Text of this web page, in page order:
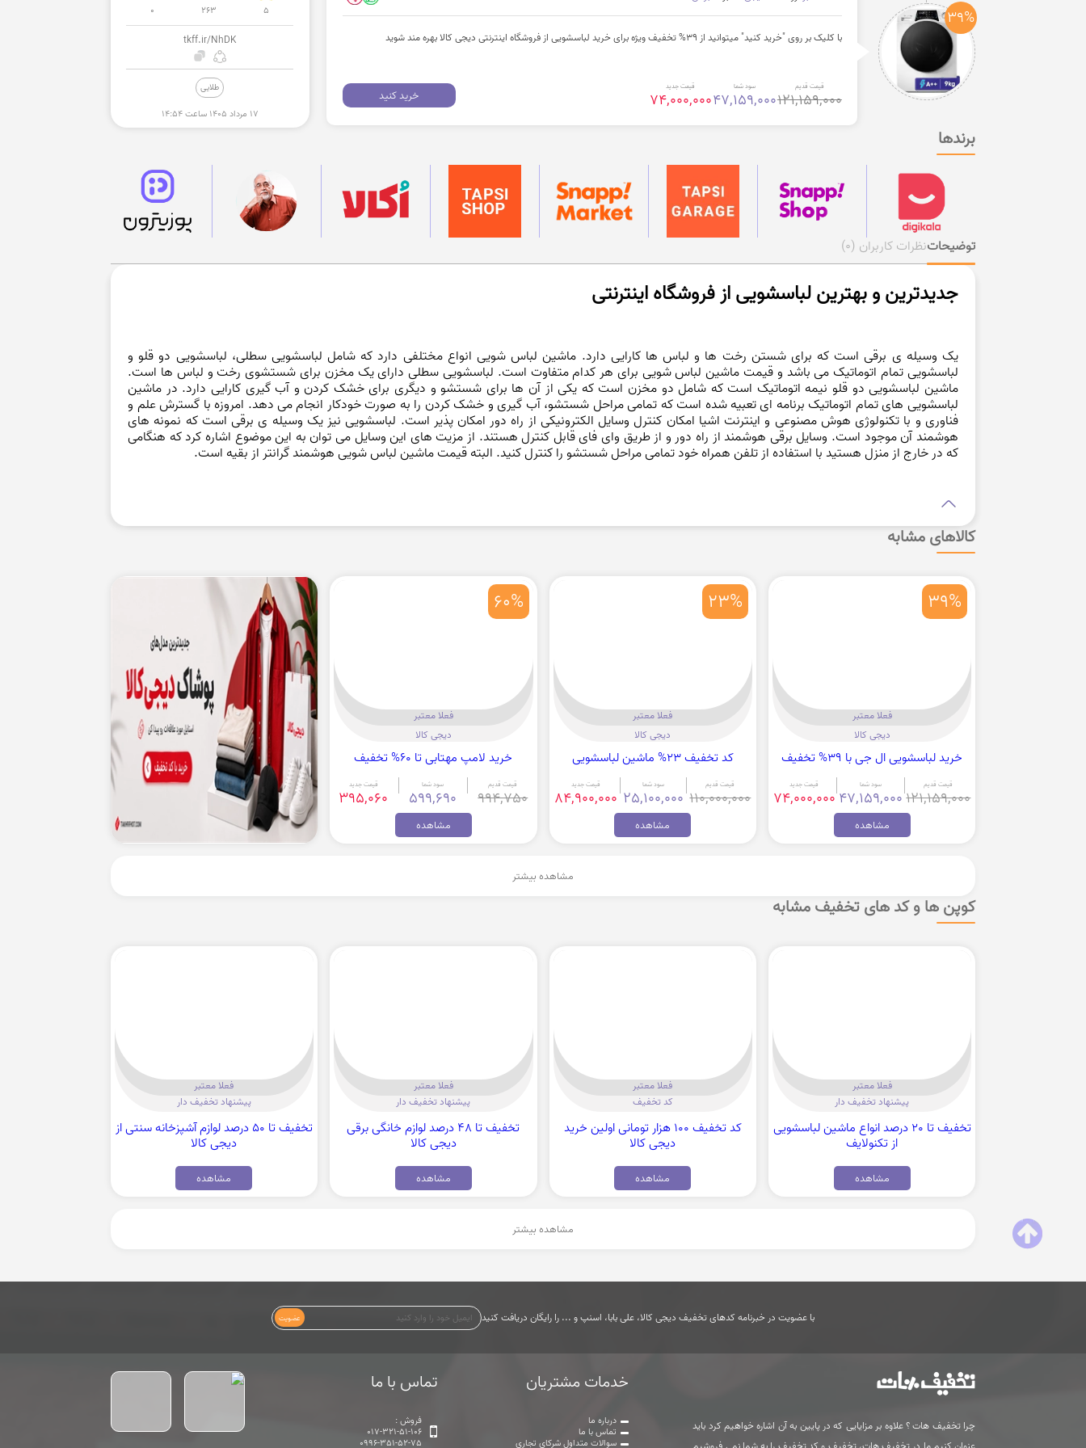
0 263 5
tkff.ir/NhDK
طلایی
۱۷ مرداد ۱۴۰۵ ساعت ۱۴:۵۴
39%
با کلیک بر روی "خرید کنید" میتوانید از 39% تخفیف ویژه برای خرید لباسشویی از فروشگاه اینترنتی دیجی کالا بهره مند شوید
قیمت قدیم
121,159,000
سود شما
47,159,000
قیمت جدید
74,000,000 خرید کنید
برندها
توضیحاتنظرات کاربران (0)
جدیدترین و بهترین لباسشویی از فروشگاه اینترنتی
یک وسیله ی برقی است که برای شستن رخت ها و لباس ها کارایی دارد. ماشین لباس شویی انواع مختلفی دارد که شامل لباسشویی سطلی، لباسشویی دو قلو و
لباسشویی تمام اتوماتیک می باشد و قیمت ماشین لباس شویی برای هر کدام متفاوت است. لباسشویی سطلی دارای یک مخزن برای شستشوی رخت و لباس ها است.
ماشین لباسشویی دو قلو نیمه اتوماتیک است که شامل دو مخزن است که یکی از آن ها برای شستشو و دیگری برای خشک کردن و آب گیری کارایی دارد. در ماشین
لباسشویی های تمام اتوماتیک برنامه ای تعبیه شده است که تمامی مراحل شستشو، آب گیری و خشک کردن را به صورت خودکار انجام می دهد. امروزه با گسترش علم و
فناوری و با تکنولوژی هوش مصنوعی و اینترنت اشیا امکان کنترل وسایل الکترونیکی از راه دور امکان پذیر است. لباسشویی نیز یک وسیله ی برقی است که نمونه های
هوشمند آن موجود است. وسایل برقی هوشمند از راه دور و از طریق وای فای قابل کنترل هستند. از مزیت های این وسایل می توان به این موضوع اشاره کرد که هنگامی
که در خارج از منزل هستید با استفاده از تلفن همراه خود تمامی مراحل شستشو را کنترل کنید. البته قیمت ماشین لباس شویی هوشمند گرانتر از بقیه است.
کالاهای مشابه
39%
فعلا معتبر
دیجی کالا
خرید لباسشویی ال جی با 39% تخفیف
قیمت قدیم
121,159,000
سود شما
47,159,000
قیمت جدید
74,000,000
مشاهده
23%
فعلا معتبر
دیجی کالا
کد تخفیف 23% ماشین لباسشویی
قیمت قدیم
110,000,000
سود شما
25,100,000
قیمت جدید
84,900,000
مشاهده
60%
فعلا معتبر
دیجی کالا
خرید لامپ مهتابی تا 60% تخفیف
قیمت قدیم
994,750
سود شما
599,690
قیمت جدید
395,060
مشاهده
مشاهده بیشتر
کوپن ها و کد های تخفیف مشابه
فعلا معتبر
پیشنهاد تخفیف دار
تخفیف تا 20 درصد انواع ماشین لباسشویی
از تکنولایف
مشاهده
فعلا معتبر
کد تخفیف
کد تخفیف 100 هزار تومانی اولین خرید
دیجی کالا
مشاهده
فعلا معتبر
پیشنهاد تخفیف دار
تخفیف تا 48 درصد لوازم خانگی برقی
دیجی کالا
مشاهده
فعلا معتبر
پیشنهاد تخفیف دار
تخفیف تا 50 درصد لوازم آشپزخانه سنتی از
دیجی کالا
مشاهده
مشاهده بیشتر
با عضویت در خبرنامه کدهای تخفیف دیجی کالا، علی بابا، اسنپ و ... را رایگان دریافت کنید عضویت
چرا تخفیف هات ؟ علاوه بر مزایایی که در پایین به آن اشاره خواهیم کرد باید
خدمات مشتریان
درباره ما
تماس با ما
سوالات متداول شرکای تجاری
تماس با ما
فروش :
017-321-51-106
0996-351-52-75